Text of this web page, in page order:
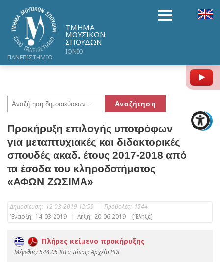
ΤΜΗΜΑ
ΜΟΥΣΙΚΩΝ
ΣΠΟΥΔΩΝ
ΙΟΝΙΟ
ΠΑΝΕΠΙΣΤΗΜΙΟ
Προκήρυξη επιλογής υποτρόφων
για μεταπτυχιακές και διδακτορικές
σπουδές ακαδ. έτους 2017-2018 από
τα έσοδα του κληροδοτήματος
«ΑΦΩΝ ΖΩΣΙΜΑ»
Δημοσίευση: 12-03-2019 12:59 | Προβολές: 1544
Έναρξη: 14-03-2019 | Λήξη: 20-06-2019 [Έληξε]
Πλήρες κείμενο προκήρυξης
Mέγεθος: 544.05 KB :: Τύπος: Αρχείο PDF